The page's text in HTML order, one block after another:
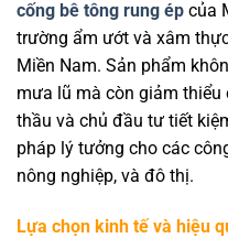
cống bê tông rung ép của
trường ẩm ướt và xâm
Miền Nam. Sản phẩm
mưa lũ mà còn giảm thiểu
thầu và chủ đầu tư tiết
pháp lý tưởng cho các
nông nghiệp, và đô thị.
Lựa chọn kinh tế và hiệu